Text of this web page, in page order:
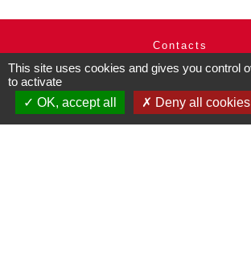
Contacts
Commune de Pullay
27130 Pullay - FRANCE
+33 2 32 32 18 58
This site uses cookies and gives you control
to activate
OK, accept all
Deny all cookies